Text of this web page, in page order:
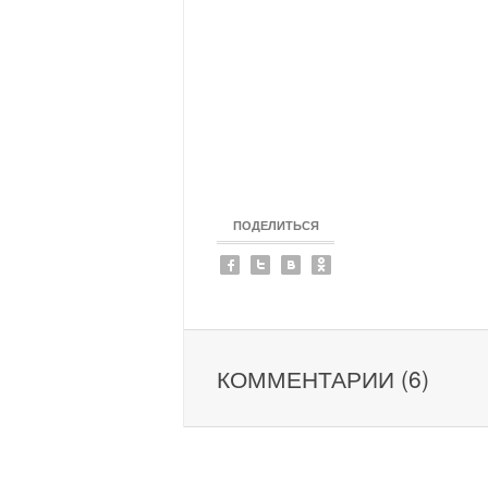
ПОДЕЛИТЬСЯ
КОММЕНТАРИИ (6)